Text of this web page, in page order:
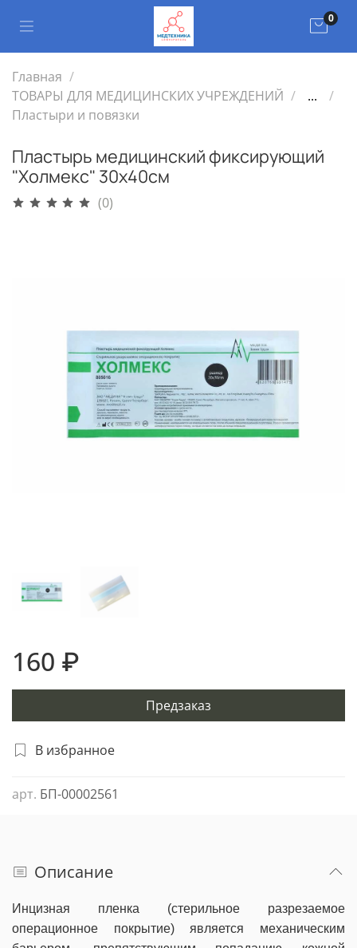
0
Главная
ТОВАРЫ ДЛЯ МЕДИЦИНСКИХ УЧРЕЖДЕНИЙ
...
Пластыри и повязки
Пластырь медицинский фиксирующий
"Холмекс" 30х40см
(0)
В избранное
арт. БП-00002561
160 ₽
Предзаказ
Описание
Инцизная пленка (стерильное разрезаемое
операционное покрытие) является механическим